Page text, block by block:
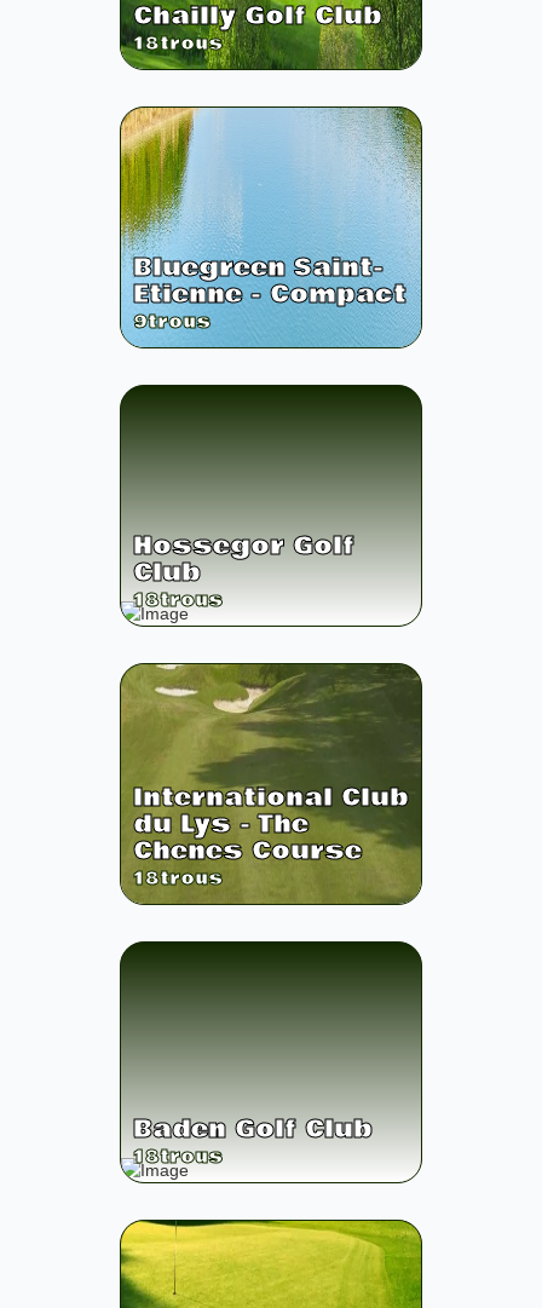
Chailly Golf Club
18trous
Bluegreen Saint-
Etienne - Compact
9trous
Hossegor Golf
Club
18trous
International Club
du Lys - The
Chenes Course
18trous
Baden Golf Club
18trous